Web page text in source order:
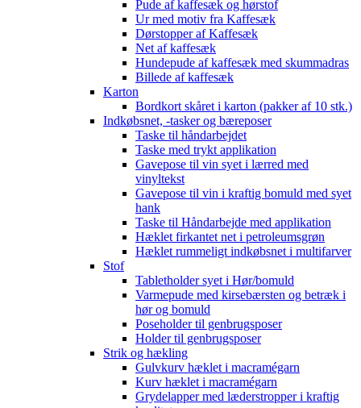
Pude af kaffesæk og hørstof
Ur med motiv fra Kaffesæk
Dørstopper af Kaffesæk
Net af kaffesæk
Hundepude af kaffesæk med skummadras
Billede af kaffesæk
Karton
Bordkort skåret i karton (pakker af 10 stk.)
Indkøbsnet, -tasker og bæreposer
Taske til håndarbejdet
Taske med trykt applikation
Gavepose til vin syet i lærred med
vinyltekst
Gavepose til vin i kraftig bomuld med syet
hank
Taske til Håndarbejde med applikation
Hæklet firkantet net i petroleumsgrøn
Hæklet rummeligt indkøbsnet i multifarver
Stof
Tabletholder syet i Hør/bomuld
Varmepude med kirsebærsten og betræk i
hør og bomuld
Poseholder til genbrugsposer
Holder til genbrugsposer
Strik og hækling
Gulvkurv hæklet i macramégarn
Kurv hæklet i macramégarn
Grydelapper med læderstropper i kraftig